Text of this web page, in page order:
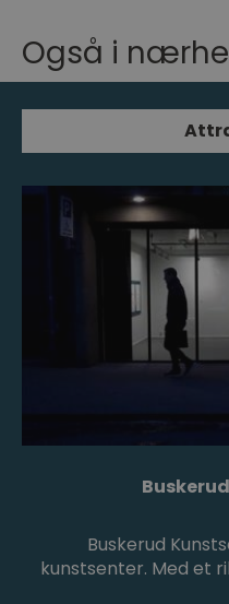
Også i
Buskerud
kunstsenter. Med et